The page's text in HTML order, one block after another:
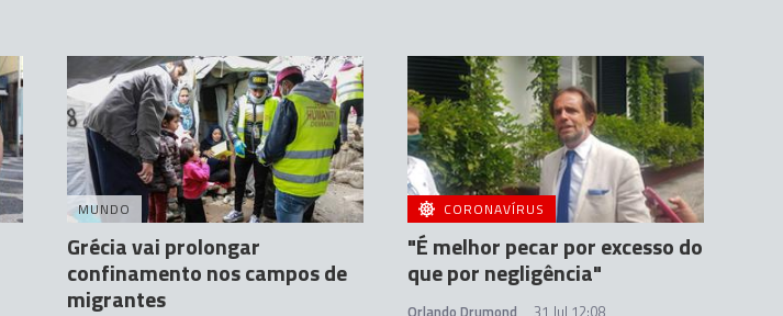
MUNDO
Grécia vai prolongar
confinamento nos campos de
migrantes
CORONAVÍRUS
"É melhor pecar por excesso do
que por negligência"
Orlando Drumond 31 Jul 12:08